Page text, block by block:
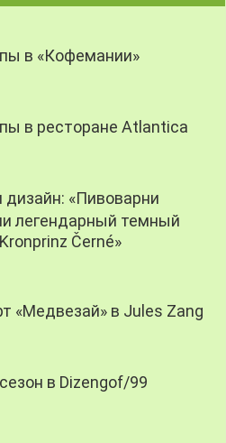
в «Кофемании»
в ресторане Atlantica
«Пивоварни
легендарный темный
Černé»
«Медвезай» в Jules Zang
в Dizengof/99